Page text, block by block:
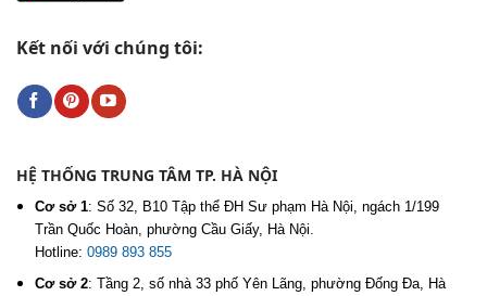
Kết nối với chúng tôi:
HỆ THỐNG TRUNG TÂM TP. HÀ NỘI
Cơ sở 1: Số 32, B10 Tập thể ĐH Sư phạm Hà Nội, ngách 1/199
Trần Quốc Hoàn, phường Cầu Giấy, Hà Nội.
Hotline: 0989 893 855
Cơ sở 2: Tầng 2, số nhà 33 phố Yên Lãng, phường Đống Đa, Hà